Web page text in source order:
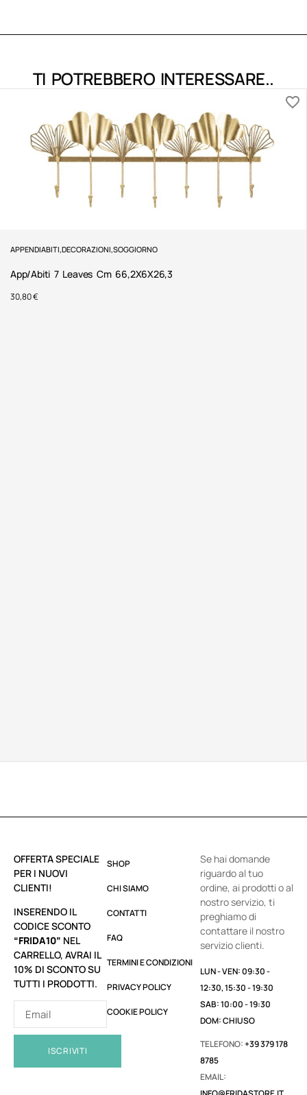
TI POTREBBERO INTERESSARE..
APPENDIABITI,DECORAZIONI,SOGGIORNO
App/Abiti 7 Leaves Cm 66,2X6X26,3
30,80€
OFFERTA SPECIALE
PER I NUOVI
CLIENTI!
INSERENDO IL
CODICE SCONTO
“FRIDA10” NEL
CARRELLO, AVRAI IL
10% DI SCONTO SU
TUTTI I PRODOTTI.
ISCRIVITI
SHOP
CHI SIAMO
CONTATTI
FAQ
TERMINI E CONDIZIONI
PRIVACY POLICY
COOKIE POLICY
Se hai domande
riguardo al tuo
ordine, ai prodotti o al
nostro servizio, ti
preghiamo di
contattare il nostro
servizio clienti.
LUN - VEN: 09:30 -
12:30, 15:30 - 19:30
SAB: 10:00 - 19:30
DOM: CHIUSO
TELEFONO:+39 379 178
8785
EMAIL: